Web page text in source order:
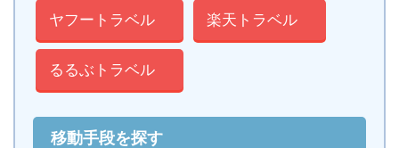
ヤフートラベル 楽天トラベル
るるぶトラベル
移動手段を探す